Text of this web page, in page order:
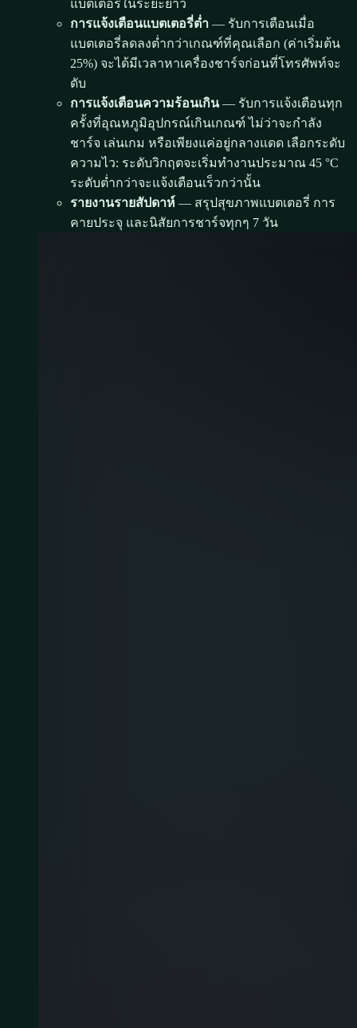
แบตเตอรี่ในระยะยาว
การแจ้งเตือนแบตเตอรี่ต่ำ — รับการเตือนเมื่อ
แบตเตอรี่ลดลงต่ำกว่าเกณฑ์ที่คุณเลือก (ค่าเริ่มต้น
25%) จะได้มีเวลาหาเครื่องชาร์จก่อนที่โทรศัพท์จะ
ดับ
การแจ้งเตือนความร้อนเกิน — รับการแจ้งเตือนทุก
ครั้งที่อุณหภูมิอุปกรณ์เกินเกณฑ์ ไม่ว่าจะกำลัง
ชาร์จ เล่นเกม หรือเพียงแค่อยู่กลางแดด เลือกระดับ
ความไว: ระดับวิกฤตจะเริ่มทำงานประมาณ 45 °C
ระดับต่ำกว่าจะแจ้งเตือนเร็วกว่านั้น
รายงานรายสัปดาห์ — สรุปสุขภาพแบตเตอรี่ การ
คายประจุ และนิสัยการชาร์จทุกๆ 7 วัน